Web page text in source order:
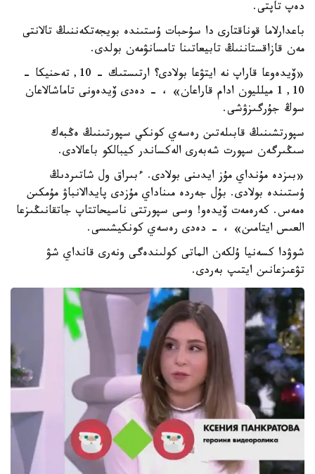
دەپ تاپتى.
باعدارلاما قوناقتارى دا سۇحبات ۇستىندە بويجەتكەننىڭ تالانتى
مەن قازاقستاننىڭ تابيعاتىنا تامسانۋمەن بولدى.
«ۆيدەوعا قاراپ نە ايتۋعا بولادى؟ ارتىستىك - 10, تەحنيكا -
10, 1 ميلليون ادام قاراعان» ، - دەدى ۆيدەونى تاماشالاعان
سوڭ جۇرگىزۋشى.
سپورتشىنىڭ قابىلەتىن رەسەي كونكي سپورتىنىڭ ەڭبەك
سىڭىرگەن سپورت شەبەرى الەكساندر كيبالكو باعالادى.
«بىزدە مۇنداي مۇز ايدىنى بولادى. ءبىراق ول شاتىردىڭ
ۇستىندە بولادى. بۇل جەردە مىناداي مۇزدى پايدالانباۋ مۇمكىن
ەمەس. كەرەمەت ۆيدەو! وسى سپورتتى ناسيحاتتاپ جاتقانىڭىزعا
العىس ايتامىن» ، - دەدى رەسەي كونكيشىسى.
شوۋدا كسەنيا ۇلكەن الماتى كولىندەگى ونەرى قانداي شۋ
تۋعىزعانىن ايتىپ بەردى.